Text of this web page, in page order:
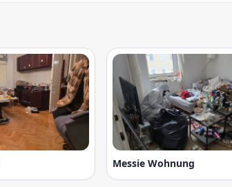
Messie Wohnung